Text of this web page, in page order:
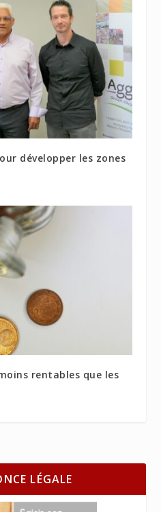
développer les zones
rentables que les
LÉGALE